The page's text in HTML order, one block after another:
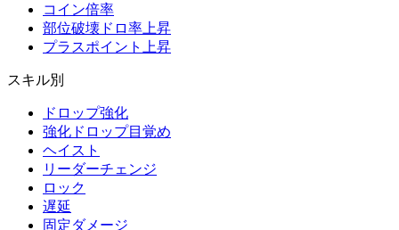
コイン倍率
部位破壊ドロ率上昇
プラスポイント上昇
スキル別
ドロップ強化
強化ドロップ目覚め
ヘイスト
リーダーチェンジ
ロック
遅延
固定ダメージ